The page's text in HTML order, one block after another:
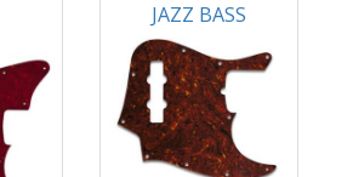
JAZZ BASS